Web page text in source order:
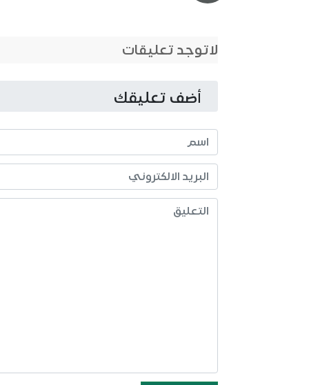
لاتوجد تعليقات
أضف تعليقك